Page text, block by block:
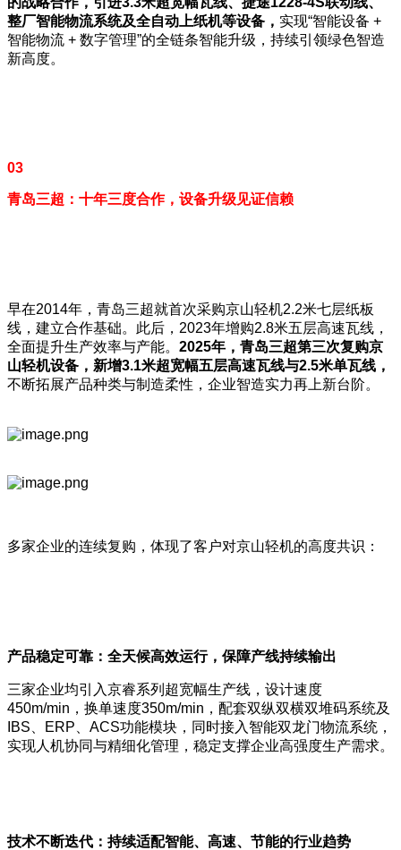
整厂智能物流系统及全自动上纸机等设备， 实现“智能设备 +
智能物流 + 数字管理”的全链条智能升级，持续引领绿色智造
新高度。
03
青岛三超：十年三度合作，设备升级见证信赖
早在2014年，青岛三超就首次采购京山轻机2.2米七层纸板
线，建立合作基础。此后，2023年增购2.8米五层高速瓦线，
全面提升生产效率与产能。 2025年，青岛三超第三次复购京
山轻机设备，新增3.1米超宽幅五层高速瓦线与2.5米单瓦线，
不断拓展产品种类与制造柔性，企业智造实力再上新台阶。
多家企业的连续复购，体现了客户对京山轻机的高度共识：
产品稳定可靠：全天候高效运行，保障产线持续输出
三家企业均引入京睿系列超宽幅生产线，设计速度
450m/min，换单速度350m/min，配套双纵双横双堆码系统及
IBS、ERP、ACS功能模块，同时接入智能双龙门物流系统，
实现人机协同与精细化管理，稳定支撑企业高强度生产需求。
技术不断迭代：持续适配智能、高速、节能的行业趋势